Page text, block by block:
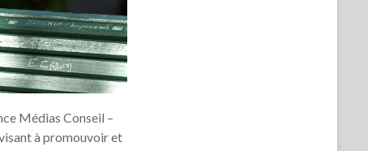
Médias Conseil –
à promouvoir et